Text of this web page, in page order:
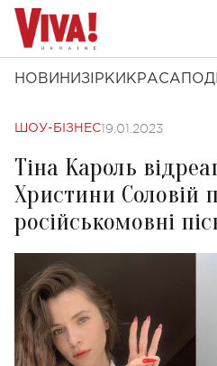
НОВИНИ ЗІРКИ КРАСА ПОДІЇ
ШОУ-БІЗНЕС19.01.2023
Тіна Кароль
Христини Соловій
російськомовні